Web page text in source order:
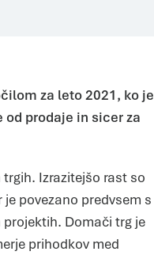
za leto 2021, ko je
prodaje in sicer za
Izrazitejšo rast so
povezano predvsem s
Domači trg je
prihodkov med